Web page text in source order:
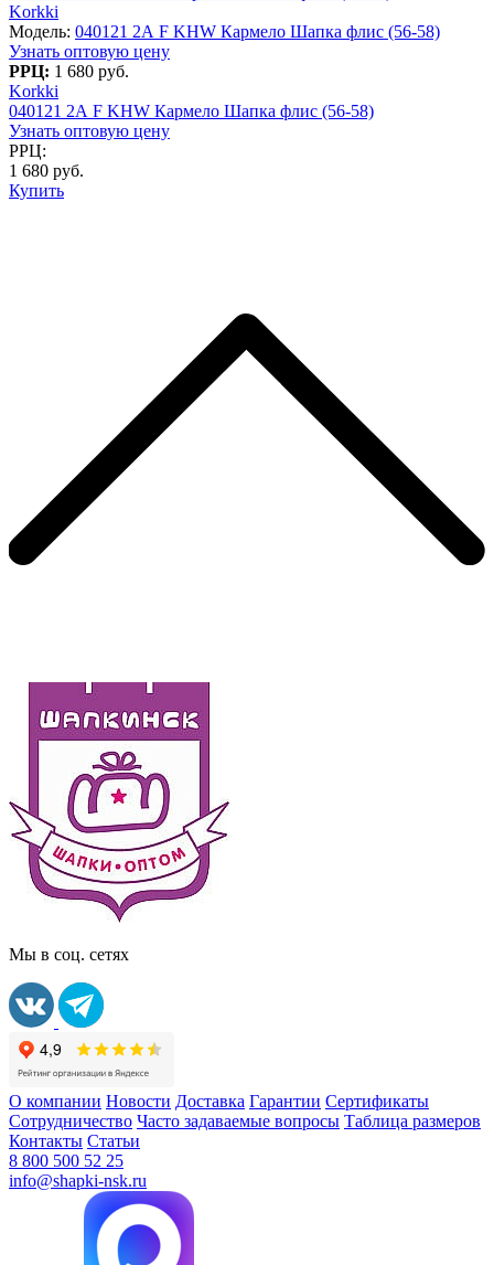
Korkki
Модель: 040121 2А F KHW Кармело Шапка флис (56-58)
Узнать оптовую цену
РРЦ: 1 680 руб.
Korkki
040121 2А F KHW Кармело Шапка флис (56-58)
Узнать оптовую цену
РРЦ:
1 680 руб.
Купить
Мы в соц. сетях
О компании Новости Доставка Гарантии Сертификаты
Сотрудничество Часто задаваемые вопросы Таблица размеров
Контакты Статьи
8 800 500 52 25
info@shapki-nsk.ru